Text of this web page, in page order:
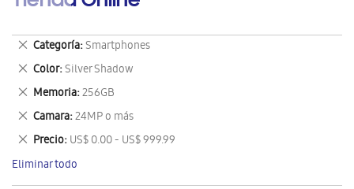
Categoría Smartphones
Eliminar
este
artículo
Color Silver Shadow
Eliminar
este
artículo
Memoria 256GB
Eliminar
este
artículo
Camara 24MP o más
Eliminar
este
artículo
Precio US$ 0.00 - US$ 999.99
Eliminar
este
artículo
Eliminar todo